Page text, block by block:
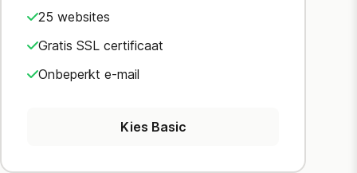
25 websites
Gratis SSL certificaat
Onbeperkt e-mail
Kies Basic